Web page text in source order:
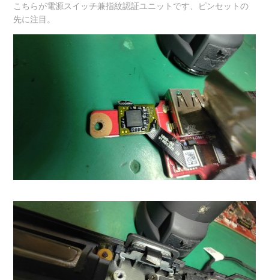
こちらが電源スイッチ兼指紋認証ユニットです、ピンセットの
先に注目。